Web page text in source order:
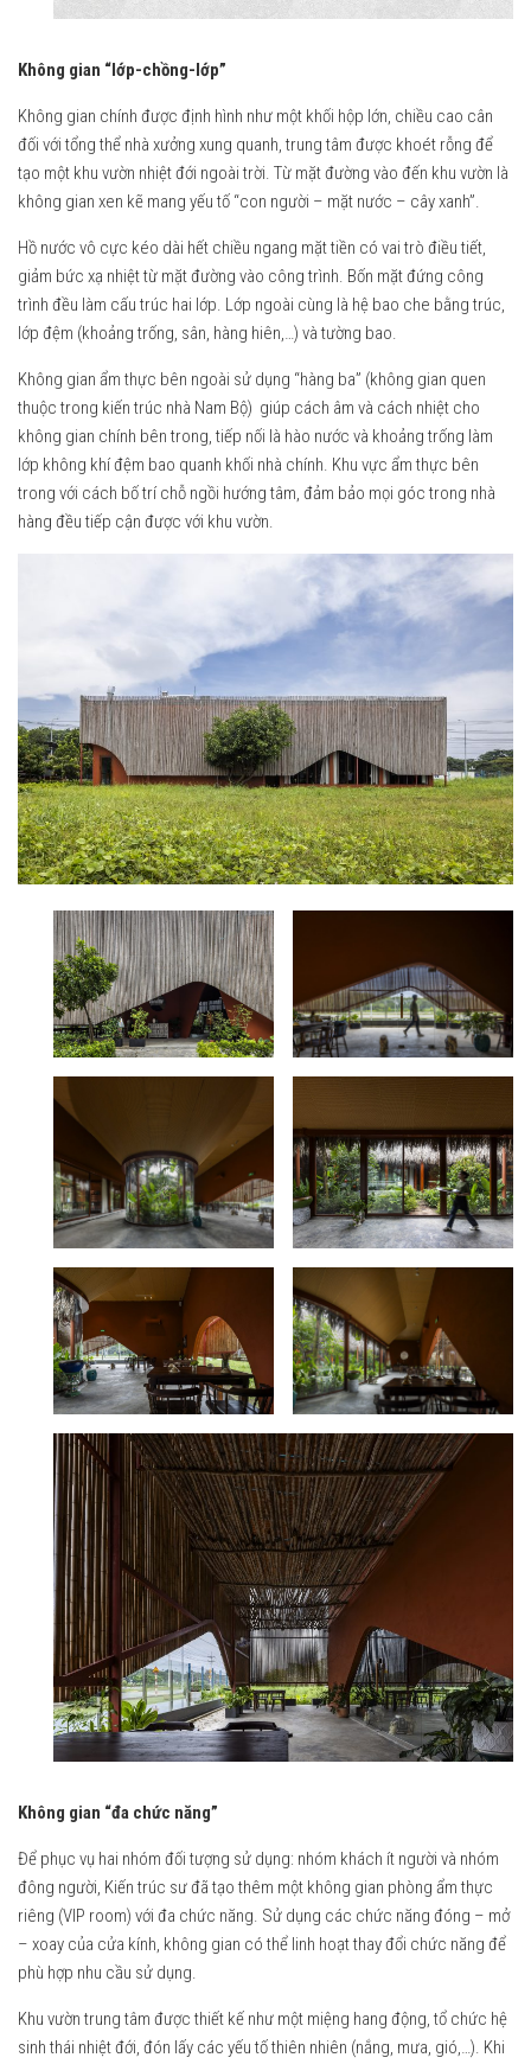
Không gian “lớp-chồng-lớp”
Không gian chính được định hình như một khối hộp lớn, chiều cao cân
đối với tổng thể nhà xưởng xung quanh, trung tâm được khoét rỗng để
tạo một khu vườn nhiệt đới ngoài trời. Từ mặt đường vào đến khu vườn là
không gian xen kẽ mang yếu tố “con người – mặt nước – cây xanh”.
Hồ nước vô cực kéo dài hết chiều ngang mặt tiền có vai trò điều tiết,
giảm bức xạ nhiệt từ mặt đường vào công trình. Bốn mặt đứng công
trình đều làm cấu trúc hai lớp. Lớp ngoài cùng là hệ bao che bằng trúc,
lớp đệm (khoảng trống, sân, hàng hiên,…) và tường bao.
Không gian ẩm thực bên ngoài sử dụng “hàng ba” (không gian quen
thuộc trong kiến trúc nhà Nam Bộ) giúp cách âm và cách nhiệt cho
không gian chính bên trong, tiếp nối là hào nước và khoảng trống làm
lớp không khí đệm bao quanh khối nhà chính. Khu vực ẩm thực bên
trong với cách bố trí chỗ ngồi hướng tâm, đảm bảo mọi góc trong nhà
hàng đều tiếp cận được với khu vườn.
Không gian “đa chức năng”
Để phục vụ hai nhóm đối tượng sử dụng: nhóm khách ít người và nhóm
đông người, Kiến trúc sư đã tạo thêm một không gian phòng ẩm thực
riêng (VIP room) với đa chức năng. Sử dụng các chức năng đóng – mở
– xoay của cửa kính, không gian có thể linh hoạt thay đổi chức năng để
phù hợp nhu cầu sử dụng.
Khu vườn trung tâm được thiết kế như một miệng hang động, tổ chức hệ
sinh thái nhiệt đới, đón lấy các yếu tố thiên nhiên (nắng, mưa, gió,…). Khi